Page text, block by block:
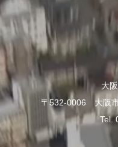
大
〒532-0006 大阪
Tel.